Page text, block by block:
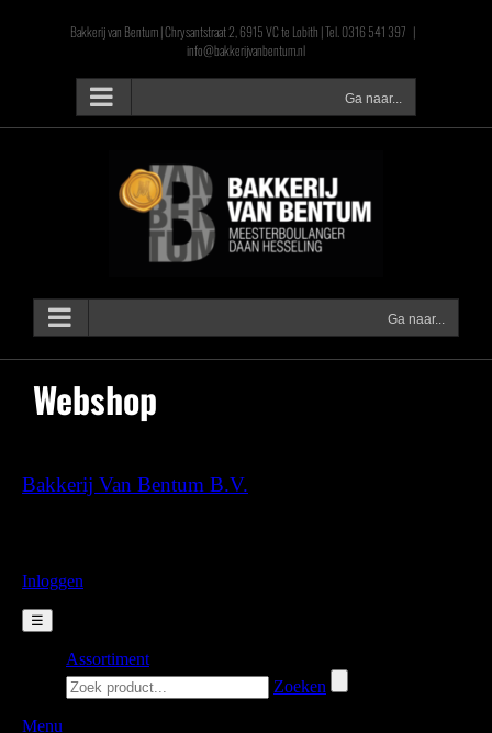
Bakkerij van Bentum | Chrysantstraat 2, 6915 VC te Lobith | Tel. 0316 541 397 |
info@bakkerijvanbentum.nl
Ga naar...
Ga naar...
Webshop